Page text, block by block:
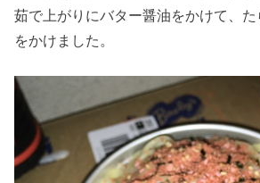
茹で上がりにバター醤油をかけて、
をかけました。